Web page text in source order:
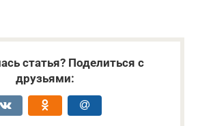
статья? Поделиться с
друзьями: